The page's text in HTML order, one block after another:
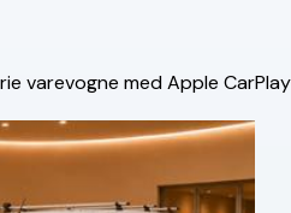
varevogne med Apple CarPlay